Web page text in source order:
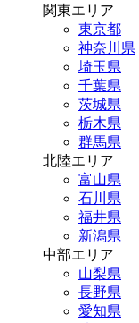
関東エリア
東京都
神奈川県
埼玉県
千葉県
茨城県
栃木県
群馬県
北陸エリア
富山県
石川県
福井県
新潟県
中部エリア
山梨県
長野県
愛知県